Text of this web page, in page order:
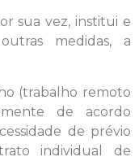
sua vez, institui e
medidas, a
(trabalho remoto
de acordo
de prévio
individual de